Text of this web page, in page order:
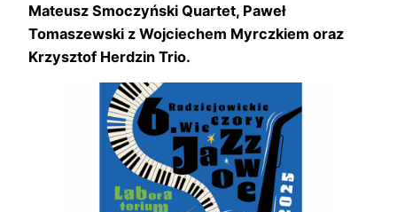
Mateusz Smoczyński Quartet, Paweł
Tomaszewski z Wojciechem Myrczkiem oraz
Krzysztof Herdzin Trio.